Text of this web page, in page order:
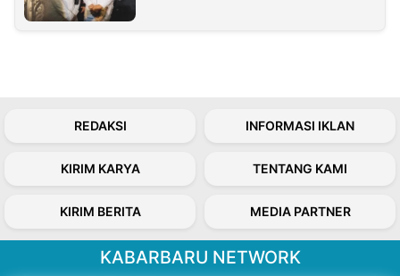
REDAKSI INFORMASI IKLAN
KIRIM KARYA TENTANG KAMI
KIRIM BERITA MEDIA PARTNER
KABARBARU NETWORK